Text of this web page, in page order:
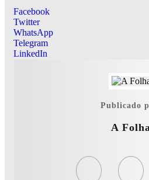
Facebook
Twitter
WhatsApp
Telegram
LinkedIn
Publicado
A